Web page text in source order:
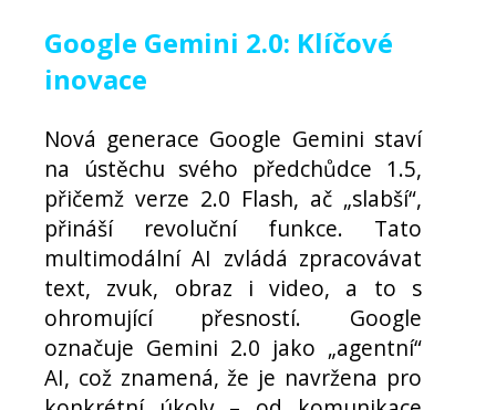
Google Gemini 2.0: Klíčové
inovace
Nová generace Google Gemini staví
na ústěchu svého předchůdce 1.5,
přičemž verze 2.0 Flash, ač „slabší“,
přináší revoluční funkce. Tato
multimodální AI zvládá zpracovávat
text, zvuk, obraz i video, a to s
ohromující přesností. Google
označuje Gemini 2.0 jako „agentní“
AI, což znamená, že je navržena pro